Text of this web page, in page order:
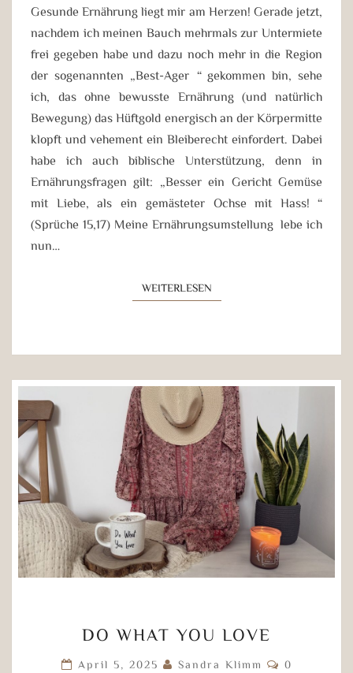
Gesunde Ernährung liegt mir am Herzen! Gerade jetzt,
nachdem ich meinen Bauch mehrmals zur Untermiete
frei gegeben habe und dazu noch mehr in die Region
der sogenannten „Best-Ager“ gekommen bin, sehe
ich, das ohne bewusste Ernährung (und natürlich
Bewegung) das Hüftgold energisch an der Körpermitte
klopft und vehement ein Bleiberecht einfordert. Dabei
habe ich auch biblische Unterstützung, denn in
Ernährungsfragen gilt: „Besser ein Gericht Gemüse
mit Liebe, als ein gemästeter Ochse mit Hass!“
(Sprüche 15,17) Meine Ernährungsumstellung lebe ich
nun…
WEITERLESENWEITERLESEN
WHAT
YOU
DO WHAT YOU LOVE
April 5, 2025 Sandra Klimm 0